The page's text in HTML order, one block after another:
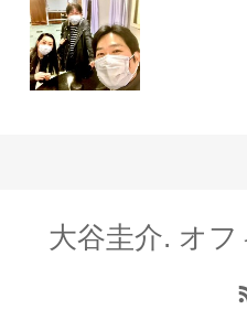
大谷圭介. オ